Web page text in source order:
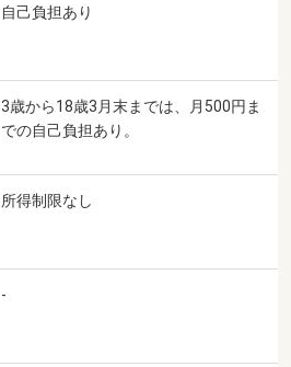
自己負担あり
3歳から18歳3月末までは、月500円ま
での自己負担あり。
所得制限なし
-